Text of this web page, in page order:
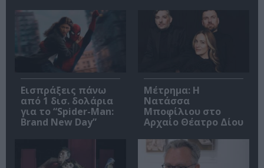
Εισπράξεις πάνω
από 1 δισ. δολάρια
για το “Spider-Man:
Brand New Day”
Μέτρημα: Η
Νατάσσα
Μποφίλιου στο
Αρχαίο Θέατρο Δίου